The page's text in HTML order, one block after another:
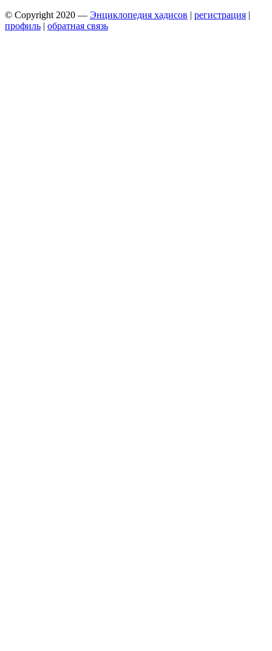
© Copyright 2020 — Энциклопедия хадисов | регистрация |
профиль | обратная связь